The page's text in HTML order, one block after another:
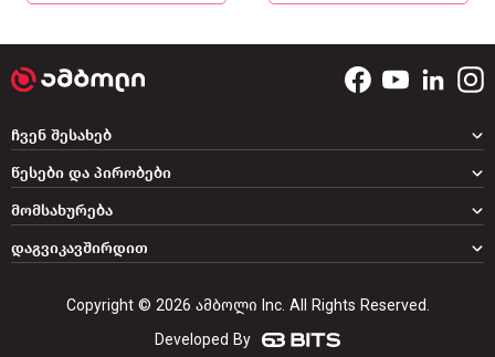
დაგვიკავშირდით
ჩვენ შესახებ
წესები და პირობები
მომსახურება
Copyright © 2026 ამბოლი Inc. All Rights Reserved.
Developed By